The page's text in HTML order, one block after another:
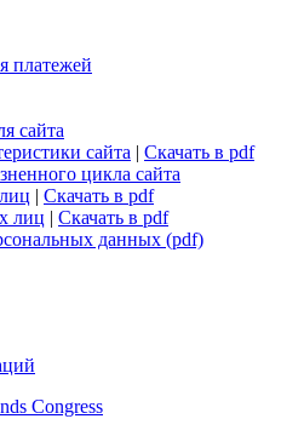
платежей
сайта
сайта | Скачать в pdf
цикла сайта
| Скачать в pdf
лиц | Скачать в pdf
данных (pdf)
Congress